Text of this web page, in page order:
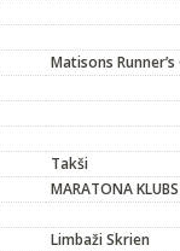
Matisons Runner’s
Takši
MARATONA KLUBS
Limbaži Skrien